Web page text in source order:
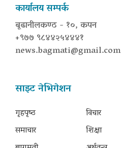
कार्यालय सम्पर्क
बूढानीलकण्ठ - १०, कपन
+९७७ ९८४४२५४४४१
news.bagmati@gmail.com
साइट नेभिगेशन
गृहपृष्‍ठ
समाचार
विचार
शिक्षा